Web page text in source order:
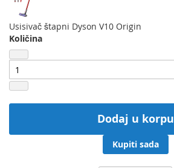
Usisivač štapni Dyson V10 Origin
Količina
Dodaj u korpu
Kupiti sada